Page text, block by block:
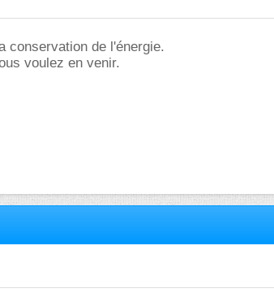
conservation de l'énergie.
voulez en venir.